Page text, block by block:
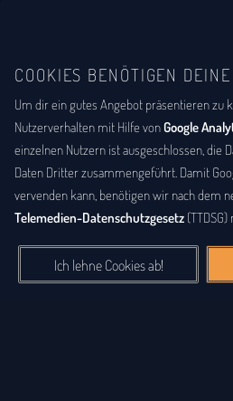
COOKIES BENÖTIGEN
Um dir ein gutes Angebot präsentieren zu
Nutzerverhalten mit Hilfe vonGoogle
einzelnen Nutzern ist ausgeschlossen, die
Daten Dritter zusammengeführt. Damit
vervenden kann, benötigen wir nach dem
Telemedien-Datenschutzgesetz
Ich lehne Cookies ab!
BUCHSTABENTAUSCH ANAGRAMM
Anagramm-
DasAnagrammlexikonbietet eine
Wörter, zu denen Anagramme
Buchstabenfolge, die durch
Wörter und auch ganze Sätze sein.
geht es einzig um real existierende,